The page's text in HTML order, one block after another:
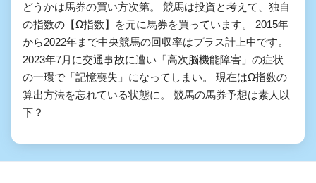
どうかは馬券の買い方次第。 競馬は投資と考えて、独自
の指数の【Ω指数】を元に馬券を買っています。 2015年
から2022年まで中央競馬の回収率はプラス計上中です。
2023年7月に交通事故に遭い「高次脳機能障害」の症状
の一環で「記憶喪失」になってしまい。 現在はΩ指数の
算出方法を忘れている状態に。 競馬の馬券予想は素人以
下？